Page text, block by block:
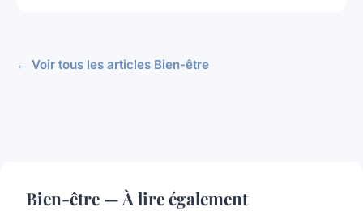
← Voir tous les articles Bien-être
Bien-être — À lire également